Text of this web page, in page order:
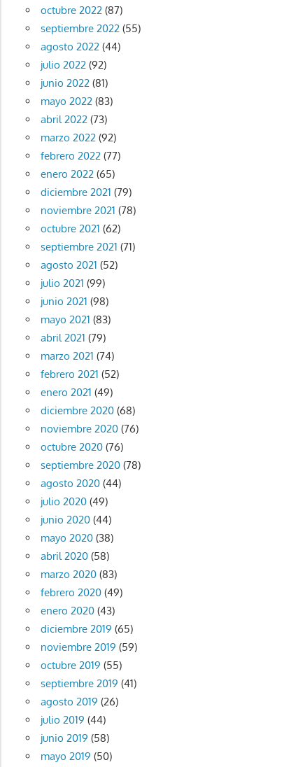
octubre 2022(87)
septiembre 2022(55)
agosto 2022(44)
julio 2022(92)
junio 2022(81)
mayo 2022(83)
abril 2022(73)
marzo 2022(92)
febrero 2022(77)
enero 2022(65)
diciembre 2021 (79)
noviembre 2021 (78)
octubre 2021 (62)
septiembre 2021 (71)
agosto 2021 (52)
julio 2021 (99)
junio 2021 (98)
mayo 2021 (83)
abril 2021 (79)
marzo 2021 (74)
febrero 2021 (52)
enero 2021 (49)
diciembre 2020(68)
noviembre 2020(76)
octubre 2020(76)
septiembre 2020(78)
agosto 2020(44)
julio 2020(49)
junio 2020(44)
mayo 2020(38)
abril 2020(58)
marzo 2020(83)
febrero 2020(49)
enero 2020(43)
diciembre 2019 (65)
noviembre 2019 (59)
octubre 2019 (55)
septiembre 2019 (41)
agosto 2019 (26)
julio 2019 (44)
junio 2019 (58)
mayo 2019 (50)